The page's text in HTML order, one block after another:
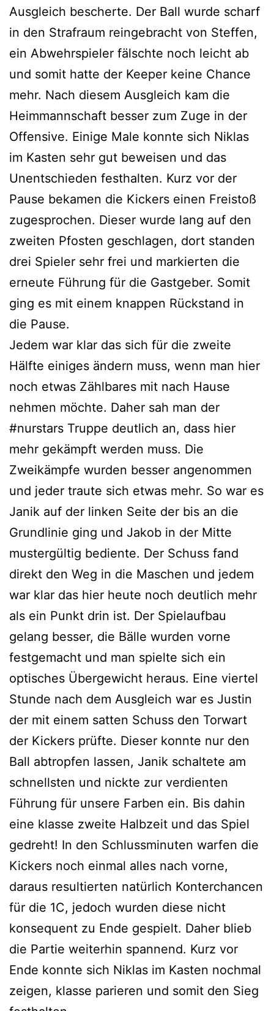
Ausgleich bescherte. Der Ball wurde scharf
in den Strafraum reingebracht von Steffen,
ein Abwehrspieler fälschte noch leicht ab
und somit hatte der Keeper keine Chance
mehr. Nach diesem Ausgleich kam die
Heimmannschaft besser zum Zuge in der
Offensive. Einige Male konnte sich Niklas
im Kasten sehr gut beweisen und das
Unentschieden festhalten. Kurz vor der
Pause bekamen die Kickers einen Freistoß
zugesprochen. Dieser wurde lang auf den
zweiten Pfosten geschlagen, dort standen
drei Spieler sehr frei und markierten die
erneute Führung für die Gastgeber. Somit
ging es mit einem knappen Rückstand in
die Pause.
Jedem war klar das sich für die zweite
Hälfte einiges ändern muss, wenn man hier
noch etwas Zählbares mit nach Hause
nehmen möchte. Daher sah man der
#nurstars Truppe deutlich an, dass hier
mehr gekämpft werden muss. Die
Zweikämpfe wurden besser angenommen
und jeder traute sich etwas mehr. So war es
Janik auf der linken Seite der bis an die
Grundlinie ging und Jakob in der Mitte
mustergültig bediente. Der Schuss fand
direkt den Weg in die Maschen und jedem
war klar das hier heute noch deutlich mehr
als ein Punkt drin ist. Der Spielaufbau
gelang besser, die Bälle wurden vorne
festgemacht und man spielte sich ein
optisches Übergewicht heraus. Eine viertel
Stunde nach dem Ausgleich war es Justin
der mit einem satten Schuss den Torwart
der Kickers prüfte. Dieser konnte nur den
Ball abtropfen lassen, Janik schaltete am
schnellsten und nickte zur verdienten
Führung für unsere Farben ein. Bis dahin
eine klasse zweite Halbzeit und das Spiel
gedreht! In den Schlussminuten warfen die
Kickers noch einmal alles nach vorne,
daraus resultierten natürlich Konterchancen
für die 1C, jedoch wurden diese nicht
konsequent zu Ende gespielt. Daher blieb
die Partie weiterhin spannend. Kurz vor
Ende konnte sich Niklas im Kasten nochmal
zeigen, klasse parieren und somit den Sieg